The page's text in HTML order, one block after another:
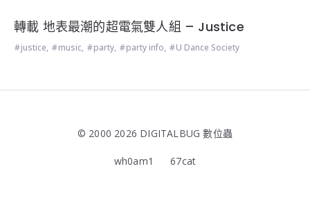
轉載 地表最潮的超電氣雙人組 – Justice
justice, music, party, party info, U Dance Society
© 2000 2026 DIGITALBUG 數位蟲
wh0am1 67cat